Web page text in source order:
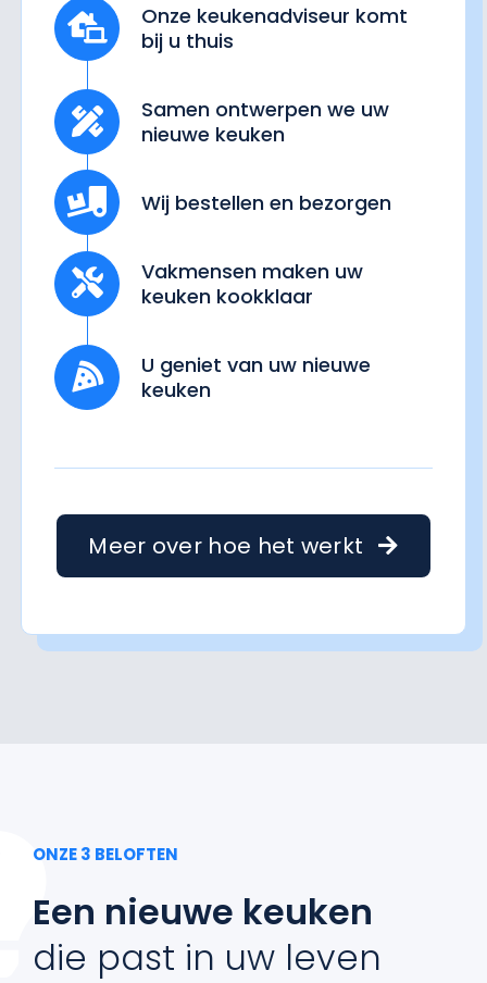
Onze keukenadviseur komt
bij u thuis
Samen ontwerpen we uw
nieuwe keuken
Wij bestellen en bezorgen
Vakmensen maken uw
keuken kookklaar
U geniet van uw nieuwe
keuken
Meer over hoe het werkt
ONZE 3 BELOFTEN
Een nieuwe keuken
die past in uw leven